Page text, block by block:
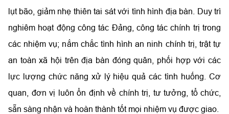
lụt bão, giảm nhẹ thiên tai sát với tình hình địa bàn. Duy trì
nghiêm hoạt động công tác Đảng, công tác chính trị trong
các nhiệm vụ; nắm chắc tình hình an ninh chính trị, trật tự
an toàn xã hội trên địa bàn đóng quân, phối hợp với các
lực lượng chức năng xử lý hiệu quả các tình huống. Cơ
quan, đơn vị luôn ổn định về chính trị, tư tưởng, tổ chức,
sẵn sàng nhận và hoàn thành tốt mọi nhiệm vụ được giao.